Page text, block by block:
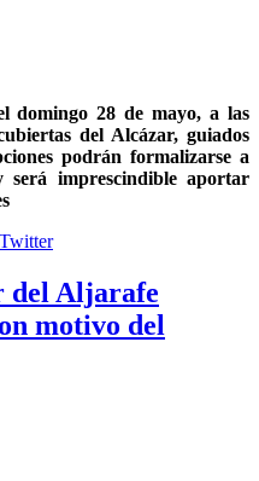
domingo 28 de mayo, a las
del Alcázar, guiados
podrán formalizarse a
imprescindible aportar
del Aljarafe
motivo del